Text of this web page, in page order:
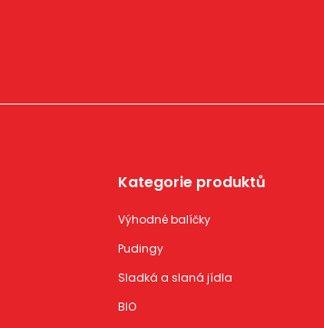
Kategorie produktů
Výhodné balíčky
Pudingy
Sladká a slaná jídla
BIO